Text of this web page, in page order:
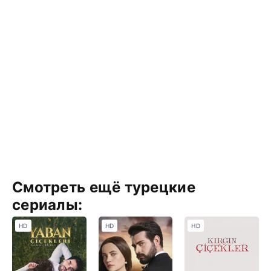
Смотреть ещё турецкие
сериалы:
HD HD HD